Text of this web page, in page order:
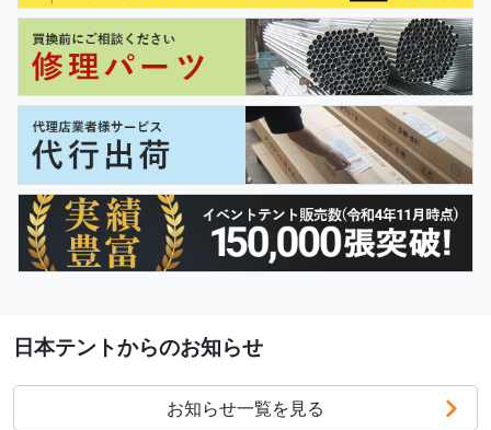
日本テントからのお知らせ
お知らせ一覧を見る